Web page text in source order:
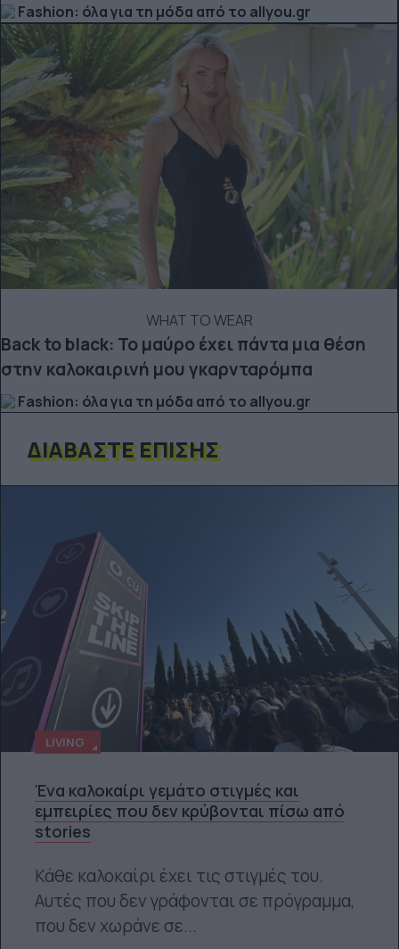
Fashion: όλα για τη μόδα από το allyou.gr
WHAT TO WEAR
Back to black: Το μαύρο έχει πάντα μια θέση
στην καλοκαιρινή μου γκαρνταρόμπα
Fashion: όλα για τη μόδα από το allyou.gr
ΔΙΑΒΆΣΤΕ ΕΠΊΣΗΣ
LIVING
Ένα καλοκαίρι γεμάτο στιγμές και
εμπειρίες που δεν κρύβονται πίσω από
stories
Κάθε καλοκαίρι έχει τις στιγμές του.
Αυτές που δεν γράφονται σε πρόγραμμα,
που δεν χωράνε σε...